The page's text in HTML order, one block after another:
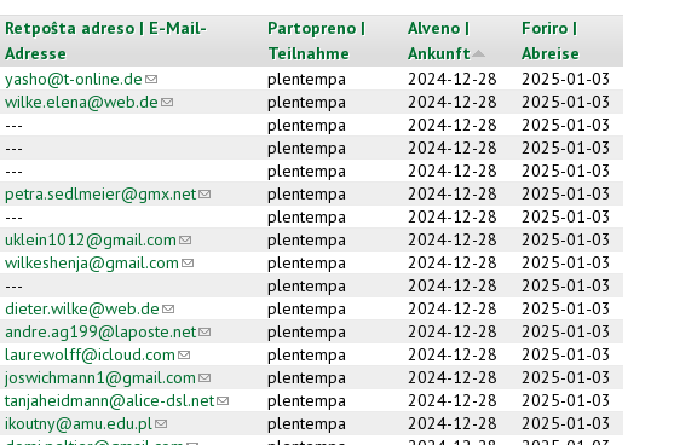
Retpoŝta adreso | E-Mail-
Adresse
Partopreno |
Teilnahme
Alveno |
Ankunft
Foriro |
Abreise
yasho@t-online.de(link sends e-mail)plentempa 2024-12-28
2025-01-03
wilke.elena@web.de(link sends e-mail)plentempa 2024-12-28
2025-01-03
--- plentempa 2024-12-28
2025-01-03
--- plentempa 2024-12-28
2025-01-03
--- plentempa 2024-12-28
2025-01-03
petra.sedlmeier@gmx.net(link sends e-mail)
plentempa 2024-12-28
2025-01-03
--- plentempa 2024-12-28
2025-01-03
uklein1012@gmail.com(link sends e-mail)plentempa 2024-12-28
2025-01-03
wilkeshenja@gmail.com(link sends e-mail)
plentempa 2024-12-28
2025-01-03
--- plentempa 2024-12-28
2025-01-03
dieter.wilke@web.de(link sends e-mail)plentempa 2024-12-28
2025-01-03
andre.ag199@laposte.net(link sends e-mail)
plentempa 2024-12-28
2025-01-03
laurewolff@icloud.com(link sends e-mail)plentempa 2024-12-28
2025-01-03
joswichmann1@gmail.com(link sends e-mail)
plentempa 2024-12-28
2025-01-03
tanjaheidmann@alice-dsl.net(link sends e-mail)
plentempa 2024-12-28
2025-01-03
ikoutny@amu.edu.pl(link sends e-mail)plentempa 2024-12-28
2025-01-03